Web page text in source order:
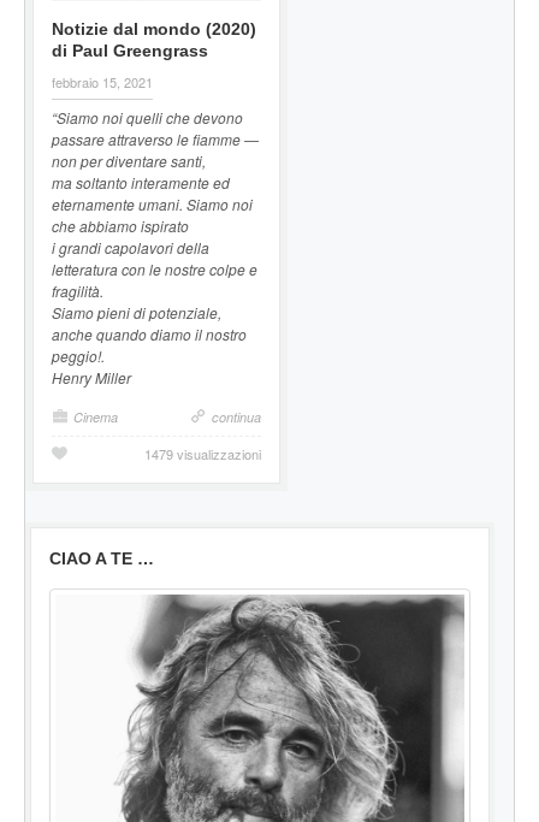
Notizie dal mondo (2020)
di Paul Greengrass
febbraio 15, 2021
“Siamo noi quelli che devono
passare attraverso le fiamme —
non per diventare santi,
ma soltanto interamente ed
eternamente umani. Siamo noi
che abbiamo ispirato
i grandi capolavori della
letteratura con le nostre colpe e
fragilità.
Siamo pieni di potenziale,
anche quando diamo il nostro
peggio!.
Henry Miller
Cinema continua
1479 visualizzazioni
CIAO A TE …